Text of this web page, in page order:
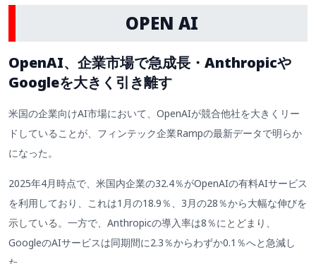
OPEN AI
OpenAI、企業市場で急成長・Anthropicや
Googleを大きく引き離す
米国の企業向けAI市場において、OpenAIが競合他社を大きくリー
ドしていることが、フィンテック企業Rampの最新データで明らか
になった。
2025年4月時点で、米国内企業の32.4％がOpenAIの有料AIサービス
を利用しており、これは1月の18.9％、3月の28％から大幅な伸びを
示している。一方で、Anthropicの導入率は8％にとどまり、
GoogleのAIサービスは同期間に2.3％からわずか0.1％へと急減し